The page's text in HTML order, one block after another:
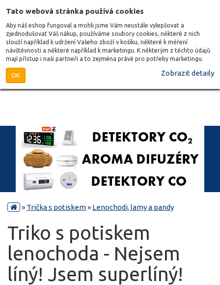
Tato webová stránka používá cookies
Aby náš eshop fungoval a mohli jsme Vám neustále vylepšovat a
zjednodušovat Váš nákup, používáme soubory cookies, některé z nich
slouží například k udržení Vašeho zboží v košíku, některé k měření
návštěvnosti a některé například k marketingu. K některým z těchto údajů
mají přístup i naši partneři a to zejména právě pro potřeby marketingu.
OK Zobrazit detaily
» Trička s potiskem» Lenochodi, lamy a pandy
Triko s potiskem
lenochoda - Nejsem
líný! Jsem superlíný!